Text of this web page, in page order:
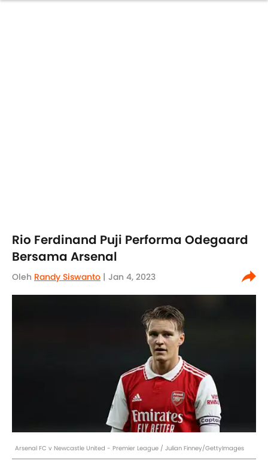
Rio Ferdinand Puji Performa Odegaard
Bersama Arsenal
Oleh Randy Siswanto | Jan 4, 2023
Arsenal FC v Newcastle United - Premier League / Julian Finney/GettyImages